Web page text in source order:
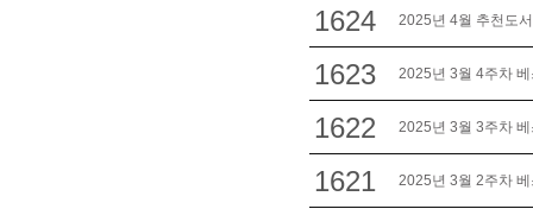
1624 2025년 4월 추천도서
1623 2025년 3월 4주차
1622 2025년 3월 3주차
1621 2025년 3월 2주차